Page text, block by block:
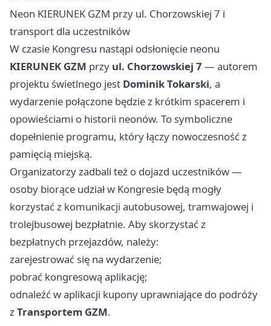
Neon KIERUNEK GZM przy ul. Chorzowskiej 7 i
transport dla uczestników
W czasie Kongresu nastąpi odsłonięcie neonu
KIERUNEK GZM przy ul. Chorzowskiej 7 — autorem
projektu świetlnego jest Dominik Tokarski, a
wydarzenie połączone będzie z krótkim spacerem i
opowieściami o historii neonów. To symboliczne
dopełnienie programu, który łączy nowoczesność z
pamięcią miejską.
Organizatorzy zadbali też o dojazd uczestników —
osoby biorące udział w Kongresie będą mogły
korzystać z komunikacji autobusowej, tramwajowej i
trolejbusowej bezpłatnie. Aby skorzystać z
bezpłatnych przejazdów, należy:
zarejestrować się na wydarzenie;
pobrać kongresową aplikację;
odnaleźć w aplikacji kupony uprawniające do podróży
zTransportem GZM.